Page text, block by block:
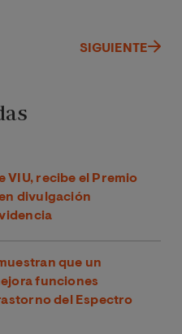
SIGUIENTE
VIU, recibe el Premio
divulgación
que un
funciones
del Espectro